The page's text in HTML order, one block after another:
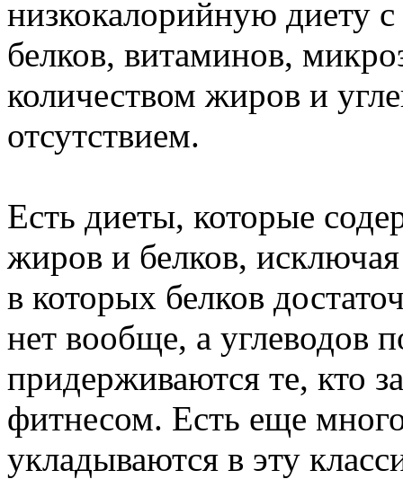
низкокалорийную диету
белков, витаминов,
количеством жиров и
отсутствием.
Есть диеты, которые
жиров и белков,
в которых белков
нет вообще, а углеводов
придерживаются те, кто
фитнесом. Есть еще
укладываются в эту